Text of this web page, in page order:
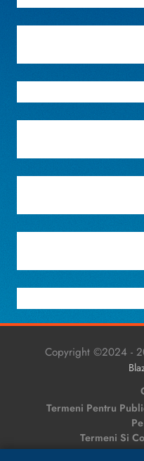
Copyright ©2024 -
Termeni Pentru
Termeni Si